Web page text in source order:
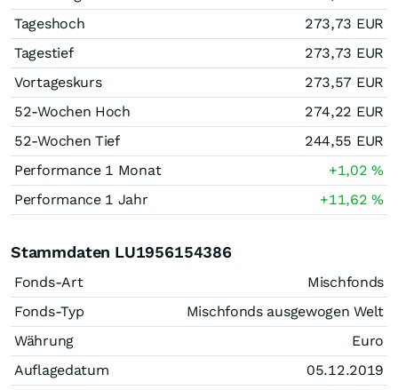
Tageshoch
273,73 EUR
Tagestief
273,73 EUR
Vortageskurs
273,57 EUR
52-Wochen Hoch
274,22 EUR
52-Wochen Tief
244,55 EUR
Performance 1 Monat
+1,02%
Performance 1 Jahr
+11,62%
Stammdaten LU1956154386
Fonds-Art
Mischfonds
Fonds-Typ
Mischfonds ausgewogen Welt
Währung
Euro
Auflagedatum
05.12.2019